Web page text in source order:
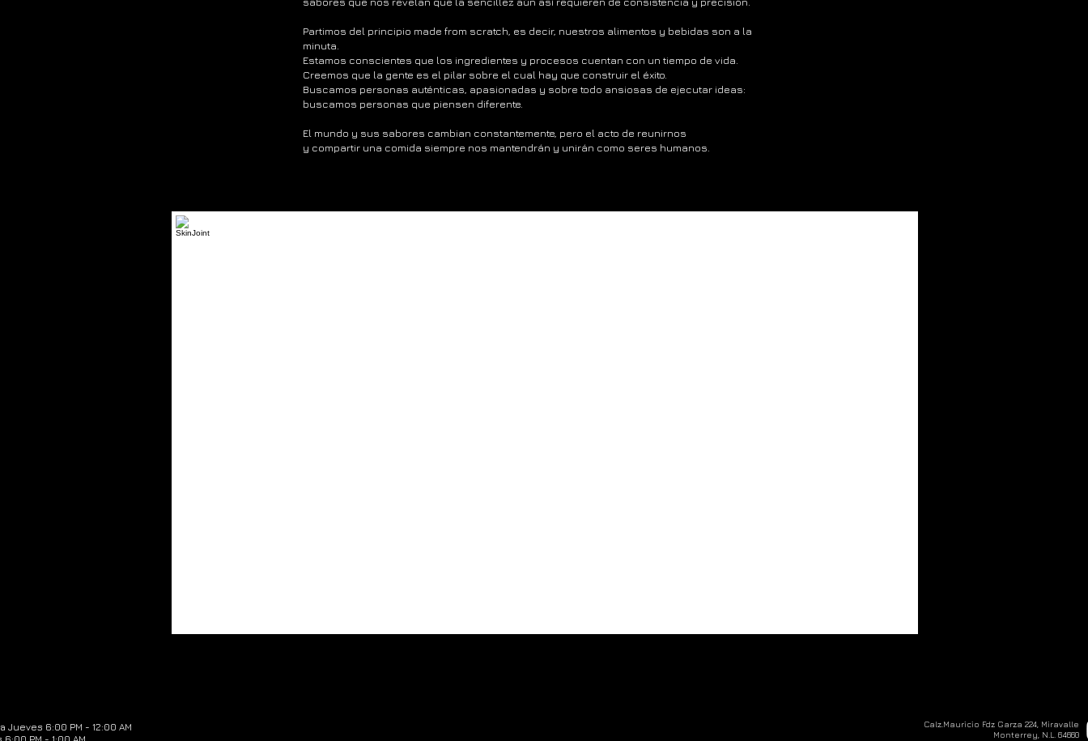
Partimos del principio made from scratch, es decir, nuestros alimentos y bebidas son a la
minuta.
Estamos conscientes que los ingredientes y procesos cuentan con un tiempo de vida.
Creemos que la gente es el pilar sobre el cual hay que construir el éxito.
Buscamos personas auténticas, apasionadas y sobre todo ansiosas de ejecutar ideas:
buscamos personas que piensen diferente.
El mundo y sus sabores cambian constantemente, pero el acto de reunirnos
y compartir una comida siempre nos mantendrán y unirán como seres humanos.
SkinJoint
Jueves 6:00 PM - 12:00 AM
Calz.Mauricio Fdz Garza 224, Miravalle
Monterrey, N.L. 64660